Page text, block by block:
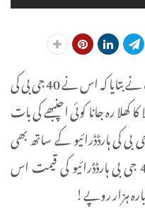
2002ء کی بات ہے جب ایک دوست نے بتایا کہ اس نے 40 جی بی کی
رہ جانا کوئی اچنبھے کی بات
تھی کیوں کہ اس وقت لوگ 4 جی بی کی ہارڈڈرائیو کے ساتھ بھی
ہنسی خوشی گزارا کررہے تھے۔ اس 40 جی بی ہارڈڈرائیو کی قیمت اس
ہزار روپے!